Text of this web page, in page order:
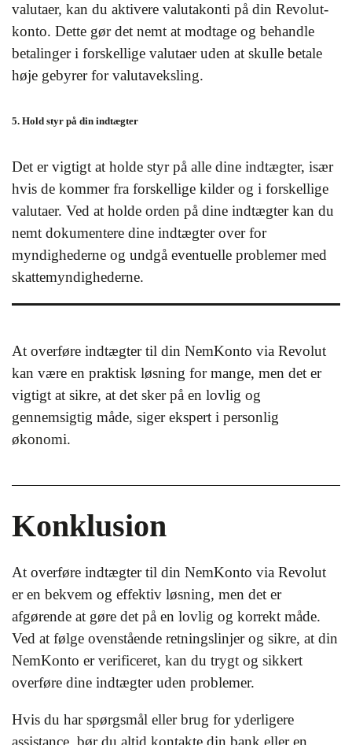
valutaer, kan du aktivere valutakonti på din Revolut-
konto. Dette gør det nemt at modtage og behandle
betalinger i forskellige valutaer uden at skulle betale
høje gebyrer for valutaveksling.
5. Hold styr på din indtægter
Det er vigtigt at holde styr på alle dine indtægter, især
hvis de kommer fra forskellige kilder og i forskellige
valutaer. Ved at holde orden på dine indtægter kan du
nemt dokumentere dine indtægter over for
myndighederne og undgå eventuelle problemer med
skattemyndighederne.
At overføre indtægter til din NemKonto via Revolut
kan være en praktisk løsning for mange, men det er
vigtigt at sikre, at det sker på en lovlig og
gennemsigtig måde, siger ekspert i personlig
økonomi.
Konklusion
At overføre indtægter til din NemKonto via Revolut
er en bekvem og effektiv løsning, men det er
afgørende at gøre det på en lovlig og korrekt måde.
Ved at følge ovenstående retningslinjer og sikre, at din
NemKonto er verificeret, kan du trygt og sikkert
overføre dine indtægter uden problemer.
Hvis du har spørgsmål eller brug for yderligere
assistance, bør du altid kontakte din bank eller en